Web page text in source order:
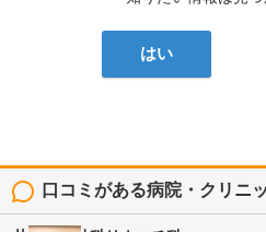
はい
口コミがある病院・クリニ